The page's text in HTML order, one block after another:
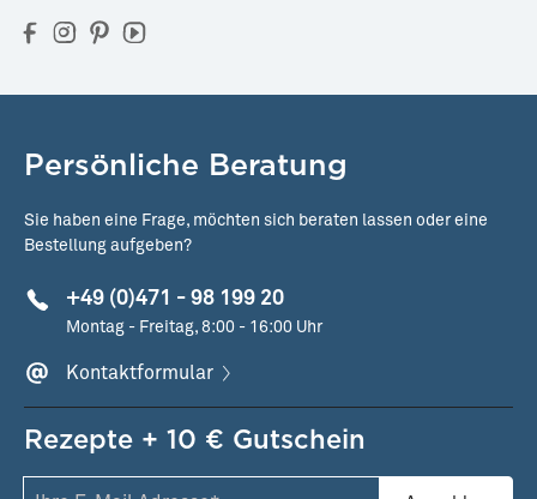
Persönliche Beratung
Sie haben eine Frage, möchten sich beraten lassen oder eine
Bestellung aufgeben?
+49 (0)471 - 98 199 20
Montag - Freitag, 8:00 - 16:00 Uhr
Kontaktformular
Rezepte + 10 € Gutschein